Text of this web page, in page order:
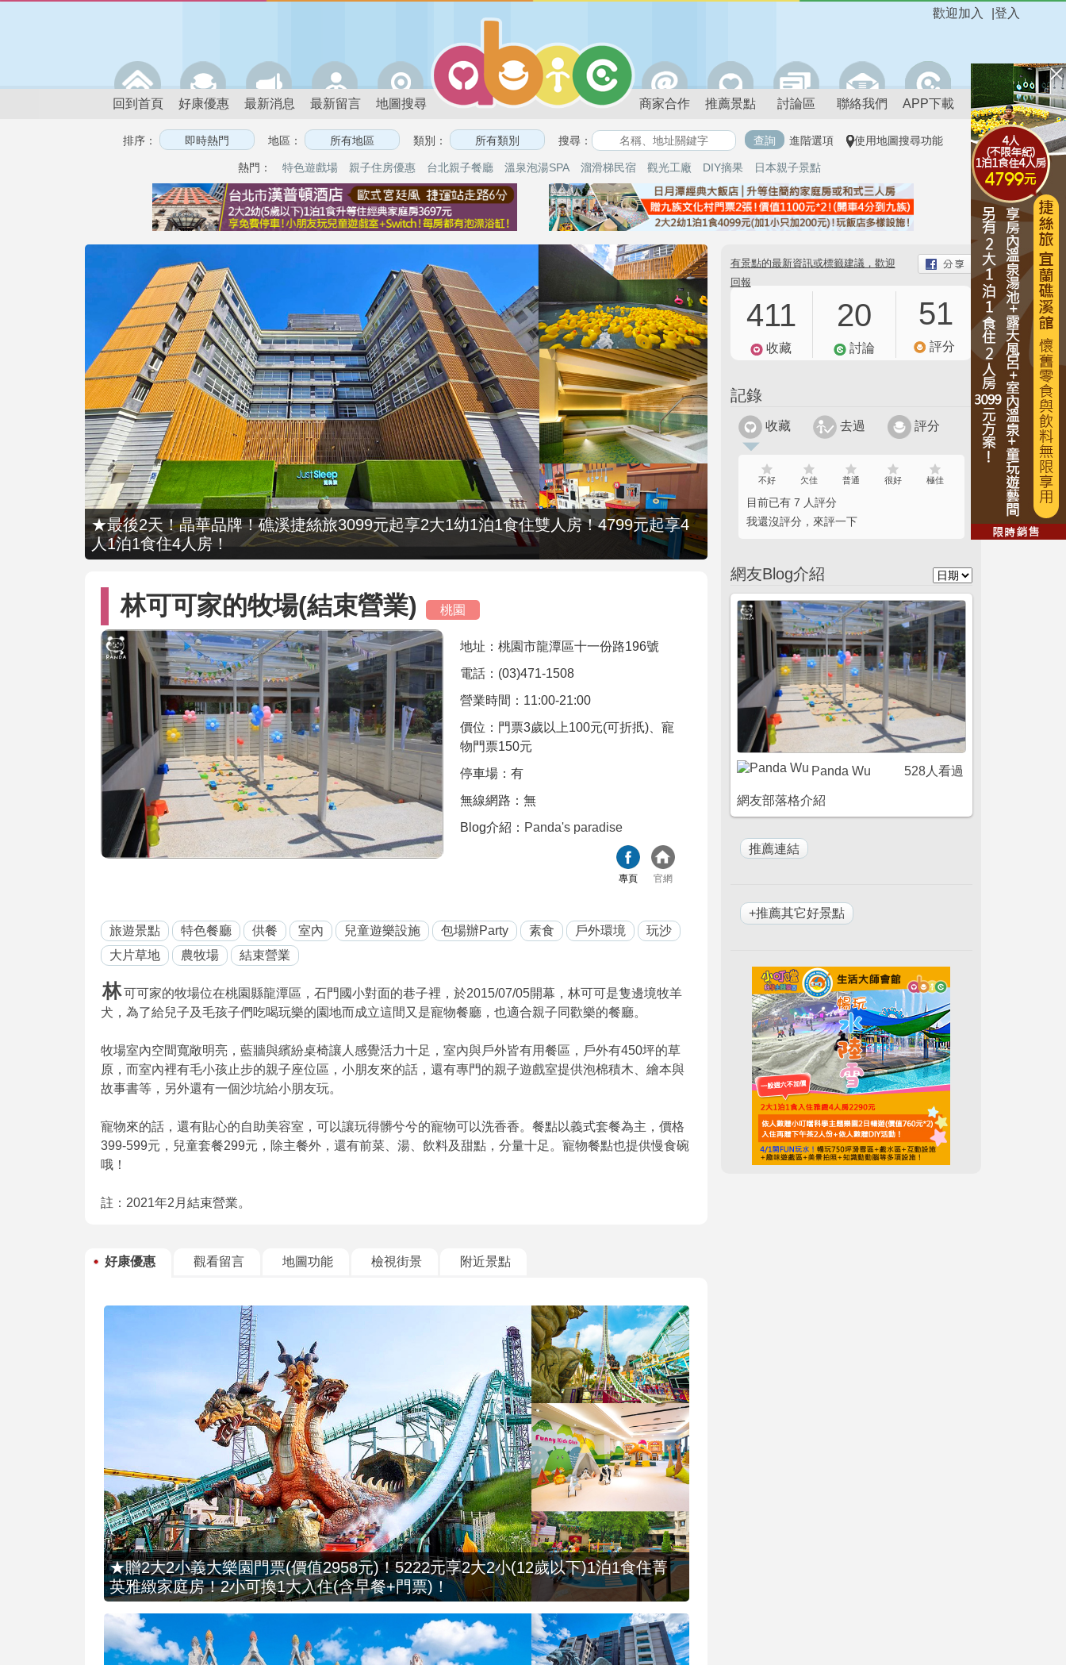
登入
歡迎加入
回到首頁 好康優惠 最新消息 最新留言 地圖搜尋 商家合作 推薦景點 討論區 聯絡我們 APP下載
排序： 地區： 類別： 搜尋： 進階選項 使用地圖搜尋功能
熱門： 特色遊戲場 親子住房優惠 台北親子餐廳 溫泉泡湯SPA 溜滑梯民宿 觀光工廠 DIY摘果 日本親子景點
★最後2天！晶華品牌！礁溪捷絲旅3099元起享2大1幼1泊1食住雙人房！4799元起享4
人1泊1食住4人房！
林可可家的牧場(結束營業) 桃園
地址：桃園市龍潭區十一份路196號
電話：(03)471-1508
營業時間：11:00-21:00
價位：門票3歲以上100元(可折扺)、寵
物門票150元
停車場：有
無線網路：無
Blog介紹： Panda's paradise
專頁 官網
旅遊景點 特色餐廳 供餐 室內 兒童遊樂設施 包場辦Party 素食 戶外環境
玩沙
大片草地
農牧場 結束營業
林可可家的牧場位在桃園縣龍潭區，石門國小對面的巷子裡，於2015/07/05開幕，林可可是隻邊境牧羊
犬，為了給兒子及毛孩子們吃喝玩樂的園地而成立這間又是寵物餐廳，也適合親子同歡樂的餐廳。
牧場室內空間寬敞明亮，藍牆與繽紛桌椅讓人感覺活力十足，室內與戶外皆有用餐區，戶外有450坪的草
原，而室內裡有毛小孩止步的親子座位區，小朋友來的話，還有專門的親子遊戲室提供泡棉積木、繪本與
故事書等，另外還有一個沙坑給小朋友玩。
寵物來的話，還有貼心的自助美容室，可以讓玩得髒兮兮的寵物可以洗香香。餐點以義式套餐為主，價格
399-599元，兒童套餐299元，除主餐外，還有前菜、湯、飲料及甜點，分量十足。寵物餐點也提供慢食碗
哦！
註：2021年2月結束營業。
好康優惠 觀看留言 地圖功能 檢視街景 附近景點
★贈2大2小義大樂園門票(價值2958元)！5222元享2大2小(12歲以下)1泊1食住菁
英雅緻家庭房！2小可換1大入住(含早餐+門票)！
有景點的最新資訊或標籤建議，歡迎
回報
411
收藏
20
討論
51
評分
記錄
收藏 去過 評分
不好 欠佳 普通 很好 極佳
目前已有 7 人評分
我還沒評分，來評一下
網友Blog介紹
Panda Wu 528人看過
網友部落格介紹
+推薦其它好景點